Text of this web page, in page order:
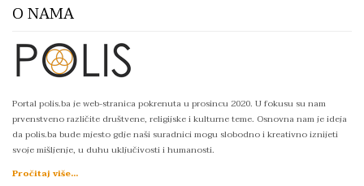
O NAMA
Portal polis.ba je web-stranica pokrenuta u prosincu 2020. U fokusu su nam
prvenstveno različite društvene, religijske i kulturne teme. Osnovna nam je ideja
da polis.ba bude mjesto gdje naši suradnici mogu slobodno i kreativno iznijeti
svoje mišljenje, u duhu uključivosti i humanosti.
Pročitaj više...